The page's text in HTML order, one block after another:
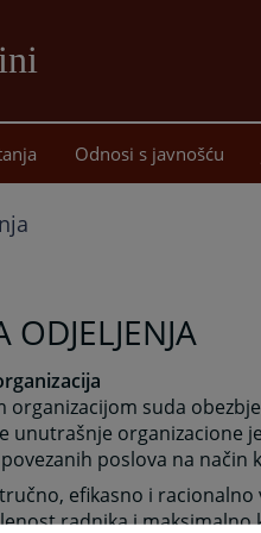
sadržaj
Odnosi s javnošću
ODJELJENJA
organizacijom suda
unutrašnje organizacione
poslova na način
efikasno i racionalno
radnika i